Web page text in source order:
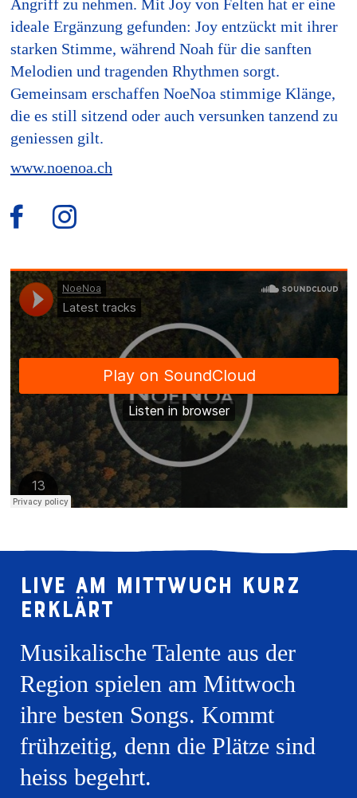
Angriff zu nehmen. Mit Joy von Felten hat er eine
ideale Ergänzung gefunden: Joy entzückt mit ihrer
starken Stimme, während Noah für die sanften
Melodien und tragenden Rhythmen sorgt.
Gemeinsam erschaffen NoeNoa stimmige Klänge,
die es still sitzend oder auch versunken tanzend zu
geniessen gilt.
www.noenoa.ch
Live am Mittwuch kurz
erklärt
Musikalische Talente aus der
Region spielen am Mittwoch
ihre besten Songs. Kommt
frühzeitig, denn die Plätze sind
heiss begehrt.